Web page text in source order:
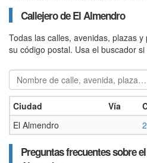
Callejero de El Almendro
Todas las calles, avenidas, plazas
su código postal. Usa el buscador
Buscar
Ciudad Vía
El Almendro
Preguntas frecuentes sobre